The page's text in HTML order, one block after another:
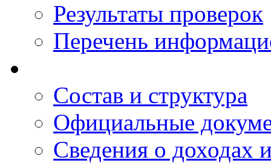
Результаты проверок
Перечень
Состав и структура
Официальные
Сведения о доходах